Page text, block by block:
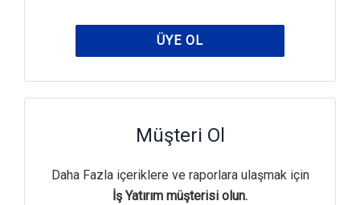
ÜYE OL
Müşteri Ol
Daha Fazla içeriklere ve raporlara ulaşmak için
İş Yatırım müşterisi olun.